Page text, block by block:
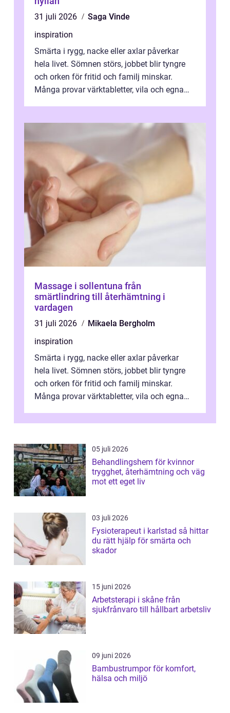
31 juli 2026
Saga Vinde
inspiration
Smärta i rygg, nacke eller axlar påverkar
hela livet. Sömnen störs, jobbet blir tyngre
och orken för fritid och familj minskar.
Många provar värktabletter, vila och egna
Massage i sollentuna från
smärtlindring till återhämtning i
vardagen
31 juli 2026
Mikaela Bergholm
inspiration
Smärta i rygg, nacke eller axlar påverkar
hela livet. Sömnen störs, jobbet blir tyngre
och orken för fritid och familj minskar.
Många provar värktabletter, vila och egna
05 juli 2026
Behandlingshem för kvinnor
trygghet, återhämtning och väg
mot ett eget liv
03 juli 2026
Fysioterapeut i karlstad så hittar
du rätt hjälp för smärta och
skador
15 juni 2026
Arbetsterapi i skåne från
sjukfrånvaro till hållbart arbetsliv
09 juni 2026
Bambustrumpor för komfort,
hälsa och miljö